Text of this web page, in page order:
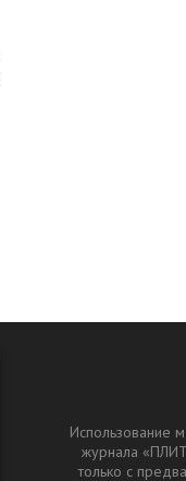
Использование
журнала
только с